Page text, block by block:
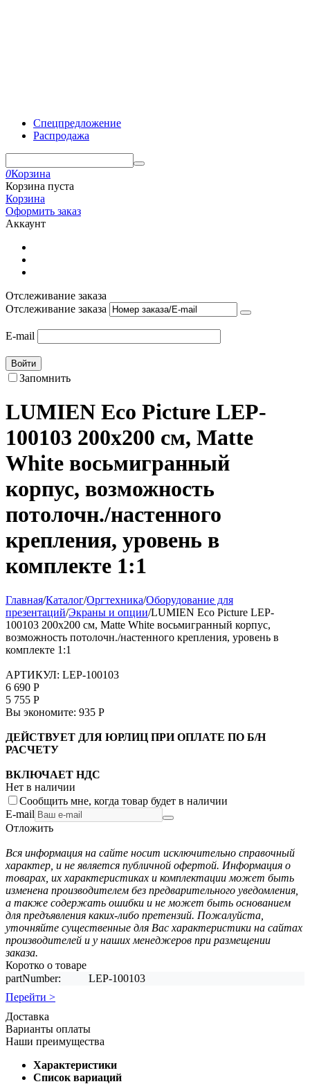
Спецпредложение
Распродажа
0Корзина
Корзина пуста
Корзина
Оформить заказ
Аккаунт
Отслеживание заказа
Отслеживание заказа
E-mail
Войти
Запомнить
LUMIEN Eco Picture LEP-
100103 200х200 см, Matte
White восьмигранный
корпус, возможность
потолочн./настенного
крепления, уровень в
комплекте 1:1
Главная/Каталог/Оргтехника/Оборудование для
презентаций/Экраны и опции/LUMIEN Eco Picture LEP-
100103 200х200 см, Matte White восьмигранный корпус,
возможность потолочн./настенного крепления, уровень в
комплекте 1:1
АРТИКУЛ: LEP-100103
6 690 Р
5 755 Р
Вы экономите: 935 Р
ДЕЙСТВУЕТ ДЛЯ ЮРЛИЦ ПРИ ОПЛАТЕ ПО Б/Н
РАСЧЕТУ
ВКЛЮЧАЕТ НДС
Нет в наличии
Сообщить мне, когда товар будет в наличии
E-mail
Отложить
Вся информация на сайте носит исключительно справочный
характер, и не является публичной офертой. Информация о
товарах, их характеристиках и комплектации может быть
изменена производителем без предварительного уведомления,
а также содержать ошибки и не может быть основанием
для предъявления каких-либо претензий. Пожалуйста,
уточняйте существенные для Вас характеристики на сайтах
производителей и у наших менеджеров при размещении
заказа.
Коротко о товаре
partNumber:
LEP-100103
Перейти >
Доставка
Варианты оплаты
Наши преимущества
Характеристики
Список вариаций